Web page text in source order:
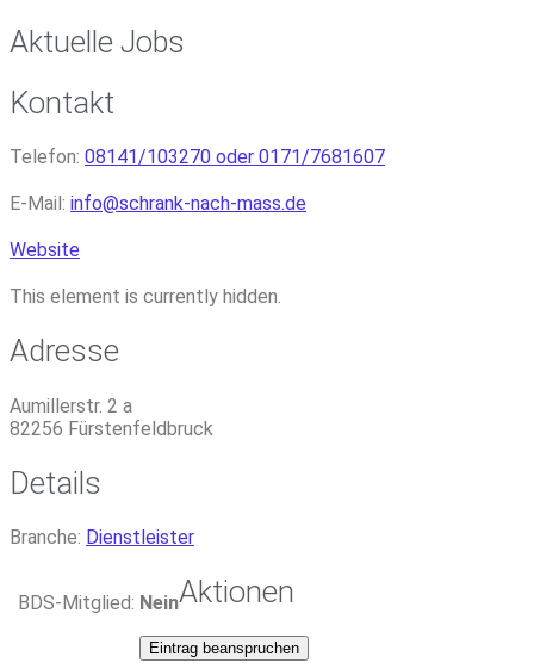
Aktuelle Jobs
Kontakt
Telefon: 08141/103270 oder 0171/7681607
E-Mail: info@schrank-nach-mass.de
Website
This element is currently hidden.
Adresse
Aumillerstr. 2 a
82256 Fürstenfeldbruck
Details
Branche: Dienstleister
BDS-Mitglied: NeinAktionen
Eintrag beanspruchen